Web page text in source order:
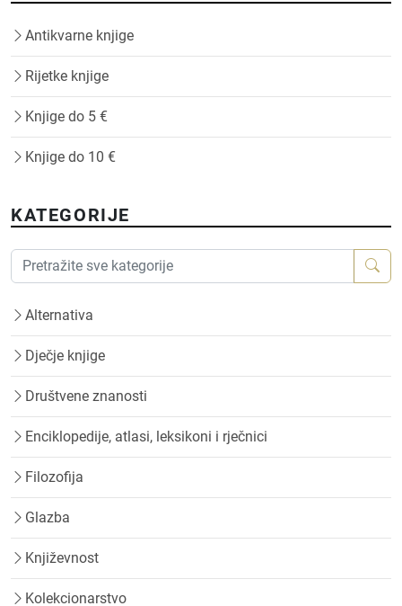
Antikvarne knjige
Rijetke knjige
Knjige do 5 €
Knjige do 10 €
KATEGORIJE
Alternativa
Dječje knjige
Društvene znanosti
Enciklopedije, atlasi, leksikoni i rječnici
Filozofija
Glazba
Književnost
Kolekcionarstvo